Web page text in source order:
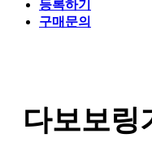
등록하기
구매문의
다보보링